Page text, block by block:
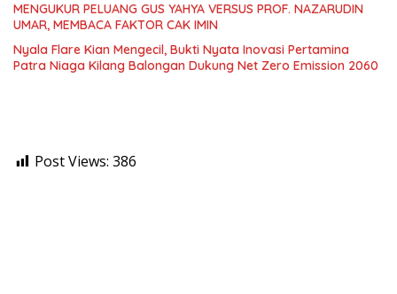
MENGUKUR PELUANG GUS YAHYA VERSUS PROF. NAZARUDIN
UMAR, MEMBACA FAKTOR CAK IMIN
Nyala Flare Kian Mengecil, Bukti Nyata Inovasi Pertamina
Patra Niaga Kilang Balongan Dukung Net Zero Emission 2060
Post Views: 386